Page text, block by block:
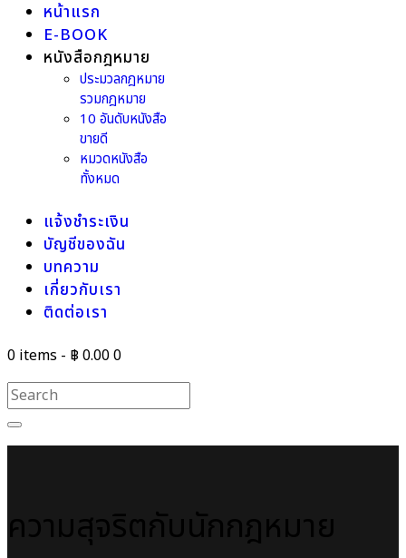
หน้าแรก
E-BOOK
หนังสือกฎหมาย
ประมวลกฎหมาย
รวมกฎหมาย
10 อันดับหนังสือ
ขายดี
หมวดหนังสือ
ทั้งหมด
แจ้งชำระเงิน
บัญชีของฉัน
บทความ
เกี่ยวกับเรา
ติดต่อเรา
0 items - ฿ 0.000